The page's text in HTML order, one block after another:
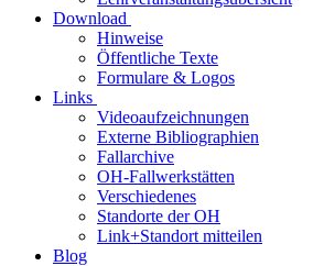
Download
Hinweise
Öffentliche Texte
Formulare & Logos
Links
Videoaufzeichnungen
Externe Bibliographien
Fallarchive
OH-Fallwerkstätten
Verschiedenes
Standorte der OH
Link+Standort mitteilen
Blog